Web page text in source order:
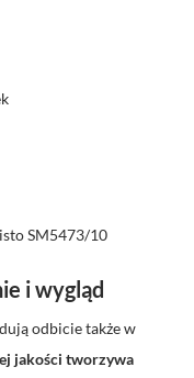
i wygląd
odbicie także w
jakości tworzywa